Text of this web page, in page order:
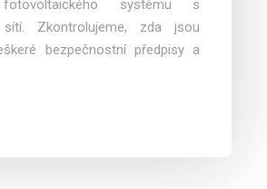
systému s
sítí. Zkontrolujeme, zda jsou
bezpečnostní předpisy a